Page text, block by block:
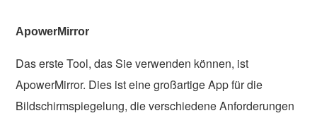
ApowerMirror
Das erste Tool, das Sie verwenden können, ist
ApowerMirror. Dies ist eine großartige App für die
Bildschirmspiegelung, die verschiedene Anforderungen